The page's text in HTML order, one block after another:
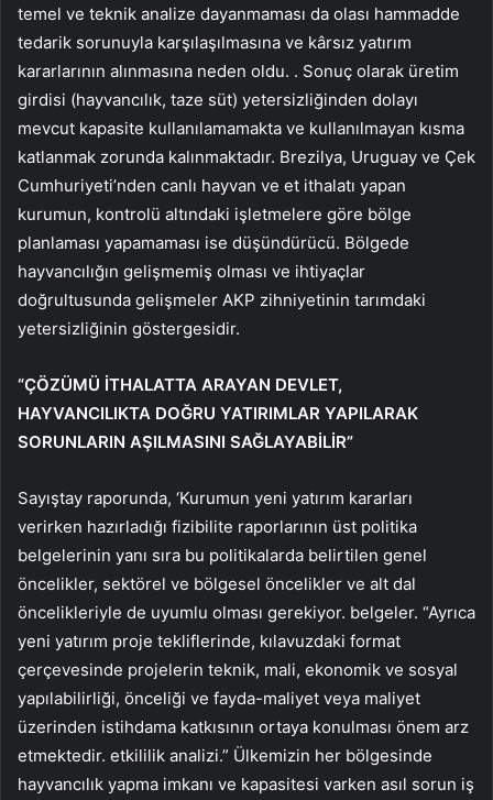
temel ve teknik analize dayanmaması da olası hammadde
tedarik sorunuyla karşılaşılmasına ve kârsız yatırım
kararlarının alınmasına neden oldu. . Sonuç olarak üretim
girdisi (hayvancılık, taze süt) yetersizliğinden dolayı
mevcut kapasite kullanılamamakta ve kullanılmayan kısma
katlanmak zorunda kalınmaktadır. Brezilya, Uruguay ve Çek
Cumhuriyeti’nden canlı hayvan ve et ithalatı yapan
kurumun, kontrolü altındaki işletmelere göre bölge
planlaması yapamaması ise düşündürücü. Bölgede
hayvancılığın gelişmemiş olması ve ihtiyaçlar
doğrultusunda gelişmeler AKP zihniyetinin tarımdaki
yetersizliğinin göstergesidir.
“ÇÖZÜMÜ İTHALATTA ARAYAN DEVLET,
HAYVANCILIKTA DOĞRU YATIRIMLAR YAPILARAK
SORUNLARIN AŞILMASINI SAĞLAYABİLİR”
Sayıştay raporunda, ‘Kurumun yeni yatırım kararları
verirken hazırladığı fizibilite raporlarının üst politika
belgelerinin yanı sıra bu politikalarda belirtilen genel
öncelikler, sektörel ve bölgesel öncelikler ve alt dal
öncelikleriyle de uyumlu olması gerekiyor. belgeler. “Ayrıca
yeni yatırım proje tekliflerinde, kılavuzdaki format
çerçevesinde projelerin teknik, mali, ekonomik ve sosyal
yapılabilirliği, önceliği ve fayda-maliyet veya maliyet
üzerinden istihdama katkısının ortaya konulması önem arz
etmektedir. etkililik analizi.” Ülkemizin her bölgesinde
hayvancılık yapma imkanı ve kapasitesi varken asıl sorun iş